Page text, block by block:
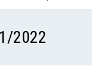
2022